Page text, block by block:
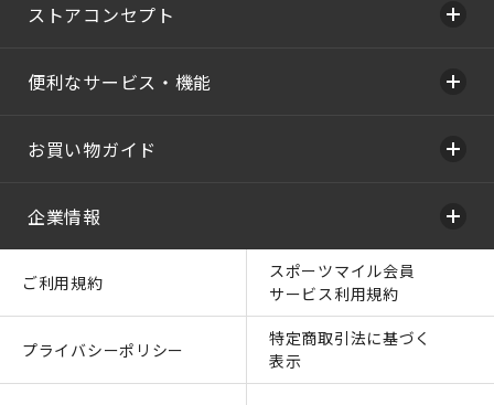
ストアコンセプト
便利なサービス・機能
お買い物ガイド
企業情報
ご利用規約
スポーツマイル会員
サービス利用規約
プライバシーポリシー
特定商取引法に基づく
表示